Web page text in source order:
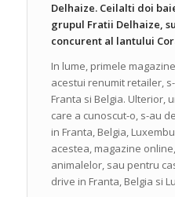
Delhaize. Ceilalti doi
grupul Fratii Delhaize,
concurent al lantului
In lume, primele
acestui renumit retailer,
Franta si Belgia. Ulterior,
care a cunoscut-o, s-au
in Franta, Belgia,
acestea, magazine
animalelor, sau pentru
drive in Franta, Belgia si